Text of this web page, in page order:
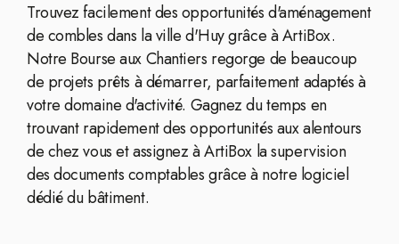
Trouvez facilement des opportunités d'aménagement
de combles dans la ville d'Huy grâce à ArtiBox.
Notre Bourse aux Chantiers regorge de beaucoup
de projets prêts à démarrer, parfaitement adaptés à
votre domaine d'activité. Gagnez du temps en
trouvant rapidement des opportunités aux alentours
de chez vous et assignez à ArtiBox la supervision
des documents comptables grâce à notre logiciel
dédié du bâtiment.